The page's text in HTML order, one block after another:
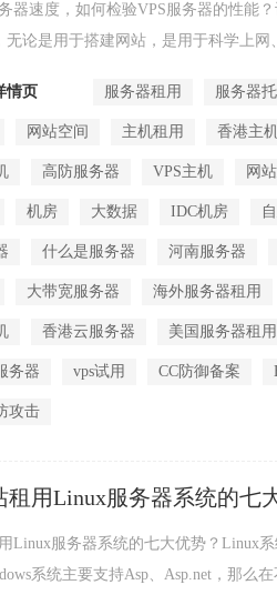
器速度，如何检验VPS服务器的性能
无论是用于搭建网站，是用于科学上
情页
服务器租用 服务器
网站空间 主机租用 香港主
高防服务器 VPS主机 网
机房 大数据 IDC机房
什么是服务器 河南服务器
大带宽服务器 海外服务器租用
香港云服务器 美国服务器租用
务器 vps试用 CC防御备案
攻击
租用Linux服务器系统的七
Linux服务器系统的七大优势？Linux
系统主要支持Asp、Asp.net，那么